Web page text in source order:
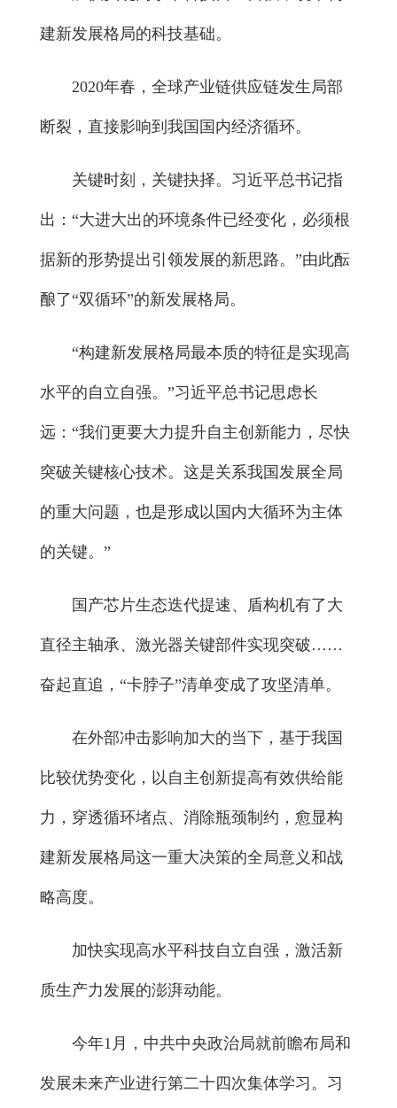
建新发展格局的科技基础。
2020年春，全球产业链供应链发生局部
断裂，直接影响到我国国内经济循环。
关键时刻，关键抉择。习近平总书记指
出：“大进大出的环境条件已经变化，必须根
据新的形势提出引领发展的新思路。”由此酝
酿了“双循环”的新发展格局。
“构建新发展格局最本质的特征是实现高
水平的自立自强。”习近平总书记思虑长
远：“我们更要大力提升自主创新能力，尽快
突破关键核心技术。这是关系我国发展全局
的重大问题，也是形成以国内大循环为主体
的关键。”
国产芯片生态迭代提速、盾构机有了大
直径主轴承、激光器关键部件实现突破……
奋起直追，“卡脖子”清单变成了攻坚清单。
在外部冲击影响加大的当下，基于我国
比较优势变化，以自主创新提高有效供给能
力，穿透循环堵点、消除瓶颈制约，愈显构
建新发展格局这一重大决策的全局意义和战
略高度。
加快实现高水平科技自立自强，激活新
质生产力发展的澎湃动能。
今年1月，中共中央政治局就前瞻布局和
发展未来产业进行第二十四次集体学习。习